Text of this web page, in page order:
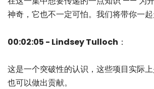
神奇，它也不一定可怕。我们将带你一起
00:02:05 - Lindsey Tulloch ：
这是一个突破性的认识，这些项目实际
也可以做出贡献。